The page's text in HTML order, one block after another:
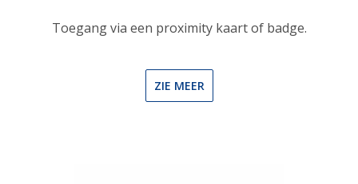
Toegang via een proximity kaart of badge.
ZIE MEER